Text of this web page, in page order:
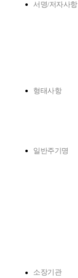
서명/저자사항
형태사항
일반주기명
소장기관